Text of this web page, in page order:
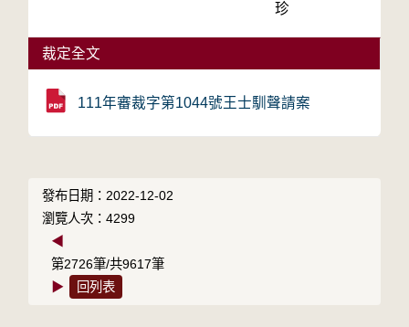
珍
裁定全文
111年審裁字第1044號王士馴聲請案
發布日期：2022-12-02
瀏覽人次：4299
◀
第2726筆/共9617筆
▶
回列表